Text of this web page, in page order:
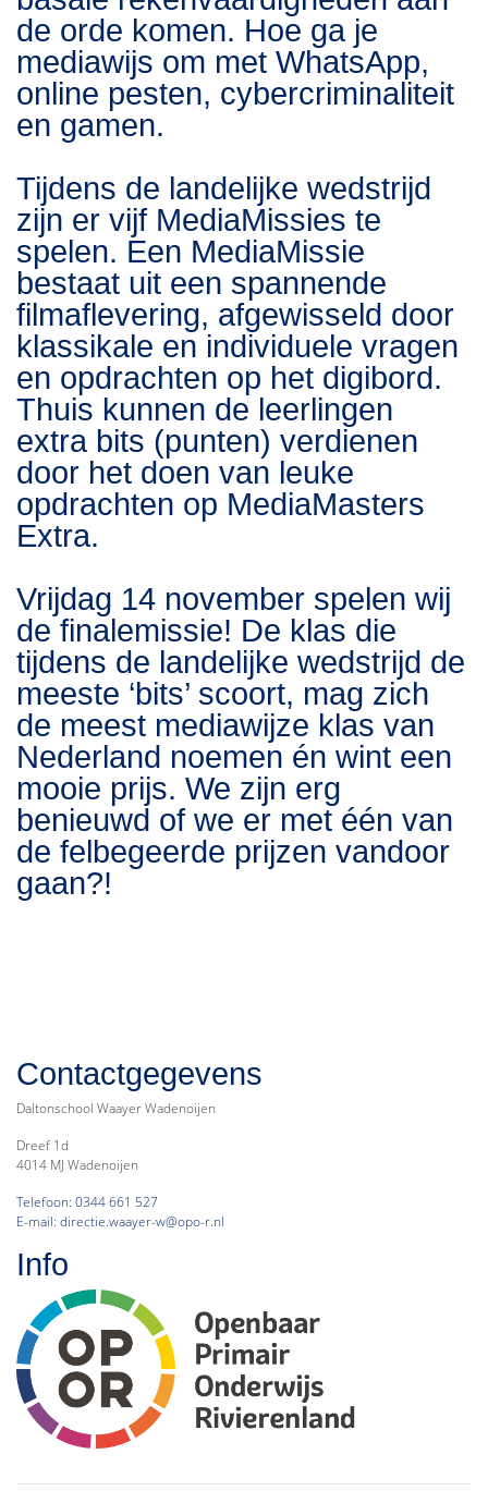
de orde komen. Hoe ga je
mediawijs om met WhatsApp,
online pesten, cybercriminaliteit
en gamen.
Tijdens de landelijke wedstrijd
zijn er vijf MediaMissies te
spelen. Een MediaMissie
bestaat uit een spannende
filmaflevering, afgewisseld door
klassikale en individuele vragen
en opdrachten op het digibord.
Thuis kunnen de leerlingen
extra bits (punten) verdienen
door het doen van leuke
opdrachten op MediaMasters
Extra.
Vrijdag 14 november spelen wij
de finalemissie! De klas die
tijdens de landelijke wedstrijd de
meeste ‘bits’ scoort, mag zich
de meest mediawijze klas van
Nederland noemen én wint een
mooie prijs. We zijn erg
benieuwd of we er met één van
de felbegeerde prijzen vandoor
gaan?!
Contactgegevens
Daltonschool Waayer Wadenoijen
Dreef 1d
4014 MJ Wadenoijen
Telefoon: 0344 661 527
E-mail: directie.waayer-w@opo-r.nl
Info